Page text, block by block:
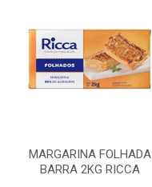
MARGARINA FOLHADA
BARRA 2KG RICCA